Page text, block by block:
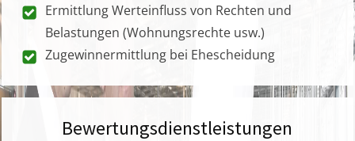
Ermittlung Werteinfluss von Rechten und
Belastungen (Wohnungsrechte usw.)
Zugewinnermittlung bei Ehescheidung
Bewertungsdienstleistungen